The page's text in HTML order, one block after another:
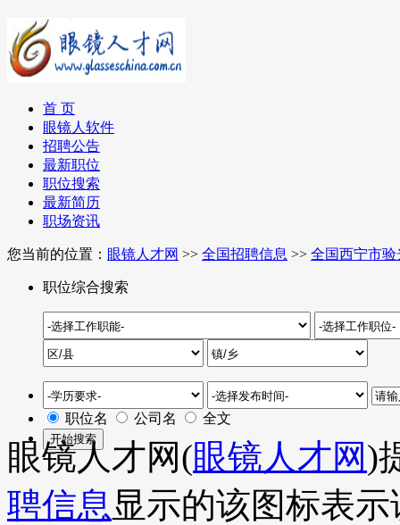
首 页
眼镜人软件
招聘公告
最新职位
职位搜索
最新简历
职场资讯
您当前的位置： 眼镜人才网 >> 全国招聘信息 >> 全国西宁市
职位综合搜索
职位名 公司名 全文
眼镜人才网(眼镜人才网)
聘信息显示的该图标表